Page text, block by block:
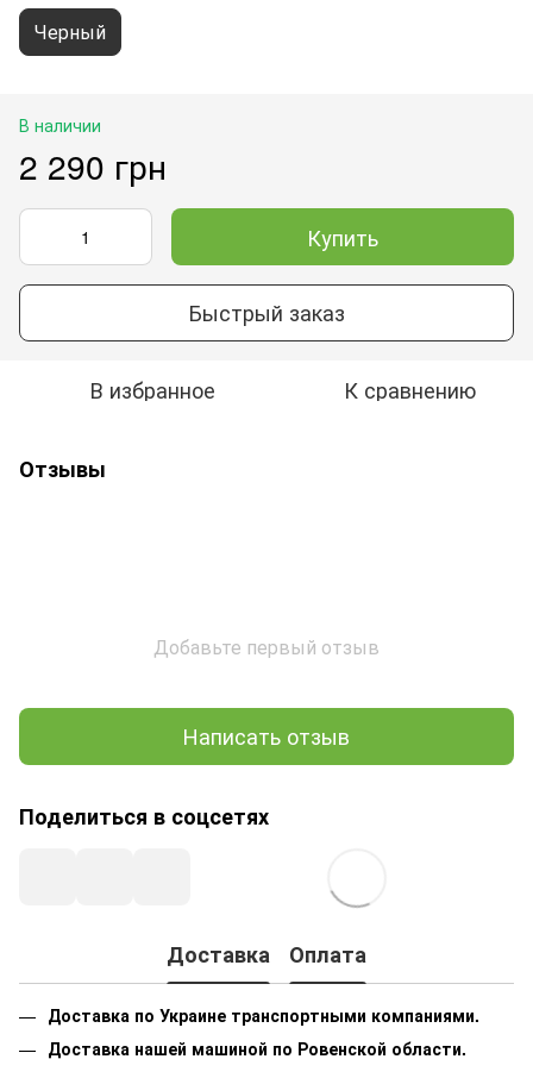
Черный
В наличии
2 290 грн
Купить
Быстрый заказ
В избранное К сравнению
Отзывы
Добавьте первый отзыв
Написать отзыв
Поделиться в соцсетях
Доставка Оплата
Доставка по Украине транспортными компаниями.
Доставка нашей машиной по Ровенской области.